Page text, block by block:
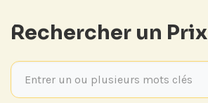
Rechercher un Prix
Entrer un ou plusieurs mots clés